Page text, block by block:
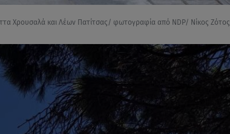
Χρουσαλά και Λέων Πατίτσας/ φωτογραφία από NDP/ Νίκος Ζότος